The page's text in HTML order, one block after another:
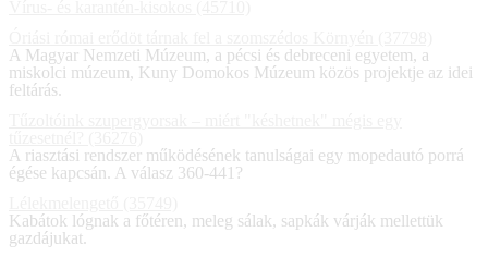
A Magyar Nemzeti Múzeum, a pécsi és debreceni egyetem, a
miskolci múzeum, Kuny Domokos Múzeum közös projektje az idei
feltárás.
A riasztási rendszer működésének tanulságai egy mopedautó porrá
égése kapcsán. A válasz 360-441?
Kabátok lógnak a főtéren, meleg sálak, sapkák várják mellettük
gazdájukat.